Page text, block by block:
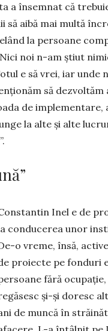
a însemnat că
să aibă mai multă
la persoane
Nici noi n-am știut
e să vrei, iar un­de
să
de implementare,
la alte și alte
Inel e de
conducerea unor
o vreme, însă,
proiecte pe fonduri
fără
și-și doresc
de mun­că în